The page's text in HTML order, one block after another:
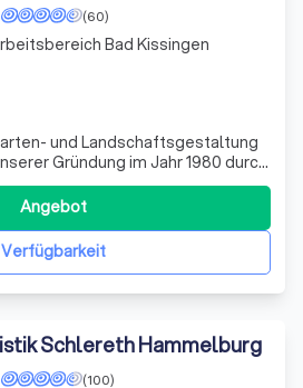
(60)
und Landschaftsgestaltung
Gründung im Jahr 1980 durch
wir uns der Kunst der Floristik und
verschrieben. In der zweiten
Heinisch und unser
Tradit
Verfügbarkeit
Angebot
Bad Kissingen
Schlereth Hammelburg
(100)